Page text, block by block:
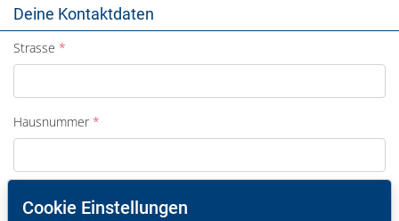
Deine Kontaktdaten
Strasse
Hausnummer
Cookie Einstellungen